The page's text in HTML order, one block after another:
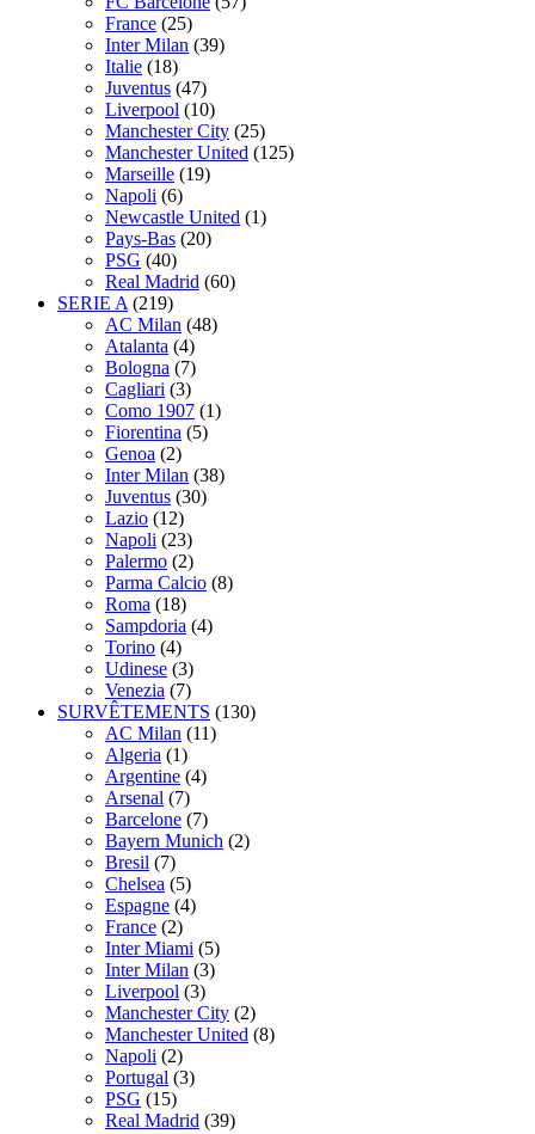
France (25)
Inter Milan (39)
Italie (18)
Juventus (47)
Liverpool (10)
Manchester City (25)
Manchester United (125)
Marseille (19)
Napoli (6)
Newcastle United (1)
Pays-Bas (20)
PSG (40)
Real Madrid (60)
SERIE A (219)
AC Milan (48)
Atalanta (4)
Bologna (7)
Cagliari (3)
Como 1907 (1)
Fiorentina (5)
Genoa (2)
Inter Milan (38)
Juventus (30)
Lazio (12)
Napoli (23)
Palermo (2)
Parma Calcio (8)
Roma (18)
Sampdoria (4)
Torino (4)
Udinese (3)
Venezia (7)
SURVÊTEMENTS (130)
AC Milan (11)
Algeria (1)
Argentine (4)
Arsenal (7)
Barcelone (7)
Bayern Munich (2)
Bresil (7)
Chelsea (5)
Espagne (4)
France (2)
Inter Miami (5)
Inter Milan (3)
Liverpool (3)
Manchester City (2)
Manchester United (8)
Napoli (2)
Portugal (3)
PSG (15)
Real Madrid (39)